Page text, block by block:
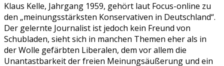
Klaus Kelle, Jahrgang 1959, gehört laut Focus-online zu
den „meinungsstärksten Konservativen in Deutschland“.
Der gelernte Journalist ist jedoch kein Freund von
Schubladen, sieht sich in manchen Themen eher als in
der Wolle gefärbten Liberalen, dem vor allem die
Unantastbarkeit der freien Meinungsäußerung und ein